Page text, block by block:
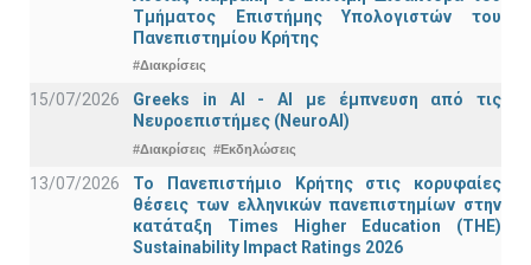
Τμήματος Επιστήμης Υπολογιστών του
Πανεπιστημίου Κρήτης
#Διακρίσεις
15/07/2026
Greeks in AI - ΑΙ με έμπνευση από τις
Νευροεπιστήμες (NeuroAI)
#Διακρίσεις #Εκδηλώσεις
13/07/2026
Το Πανεπιστήμιο Κρήτης στις κορυφαίες
θέσεις των ελληνικών πανεπιστημίων στην
κατάταξη Times Higher Education (ΤΗΕ)
Sustainability Impact Ratings 2026